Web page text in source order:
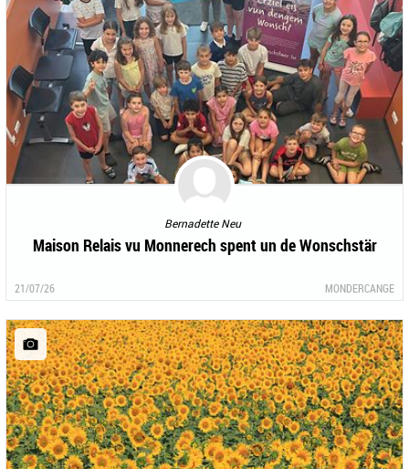
Bernadette Neu
Maison Relais vu Monnerech spent un de Wonschstär
21/07/26 MONDERCANGE